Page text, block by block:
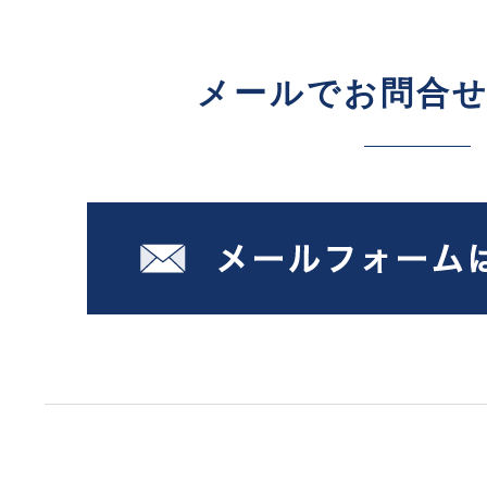
メールでお問合